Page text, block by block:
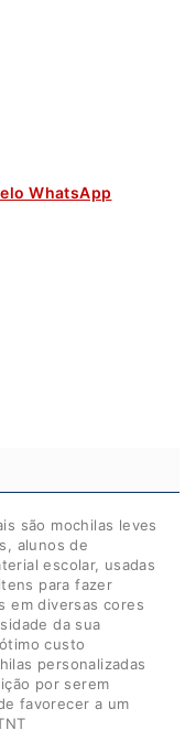
WhatsApp
são mochilas leves
alunos de
escolar, usadas
para fazer
em diversas cores
da sua
custo
personalizadas
por serem
favorecer a um